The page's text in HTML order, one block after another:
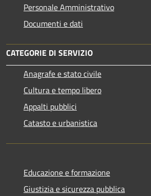
Personale Amministrativo
Documenti e dati
CATEGORIE DI SERVIZIO
Anagrafe e stato civile
Cultura e tempo libero
Appalti pubblici
Catasto e urbanistica
Educazione e formazione
Giustizia e sicurezza pubblica